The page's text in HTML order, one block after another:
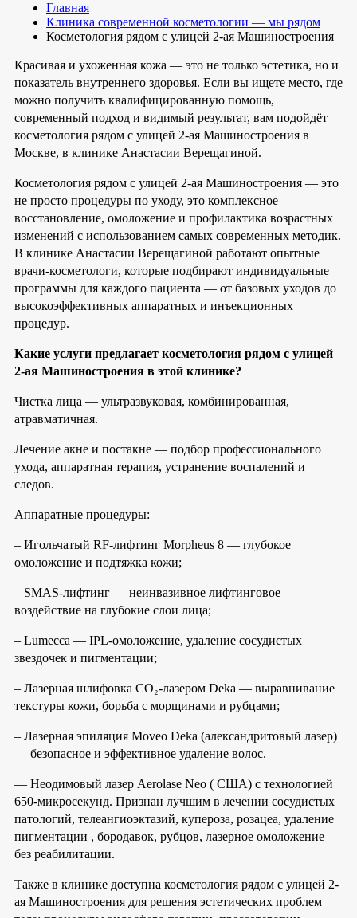
Главная
Клиника современной косметологии — мы рядом
Косметология рядом с улицей 2-ая Машиностроения
Красивая и ухоженная кожа — это не только эстетика, но и
показатель внутреннего здоровья. Если вы ищете место, где
можно получить квалифицированную помощь,
современный подход и видимый результат, вам подойдёт
косметология рядом с улицей 2-ая Машиностроения в
Москве, в клинике Анастасии Верещагиной.
Косметология рядом с улицей 2-ая Машиностроения — это
не просто процедуры по уходу, это комплексное
восстановление, омоложение и профилактика возрастных
изменений с использованием самых современных методик.
В клинике Анастасии Верещагиной работают опытные
врачи-косметологи, которые подбирают индивидуальные
программы для каждого пациента — от базовых уходов до
высокоэффективных аппаратных и инъекционных
процедур.
Какие услуги предлагает косметология рядом с улицей
2-ая Машиностроения в этой клинике?
Чистка лица — ультразвуковая, комбинированная,
атравматичная.
Лечение акне и постакне — подбор профессионального
ухода, аппаратная терапия, устранение воспалений и
следов.
Аппаратные процедуры:
– Игольчатый RF-лифтинг Morpheus 8 — глубокое
омоложение и подтяжка кожи;
– SMAS-лифтинг — неинвазивное лифтинговое
воздействие на глубокие слои лица;
– Lumecca — IPL-омоложение, удаление сосудистых
звездочек и пигментации;
– Лазерная шлифовка CO₂-лазером Deka — выравнивание
текстуры кожи, борьба с морщинами и рубцами;
– Лазерная эпиляция Moveo Deka (александритовый лазер)
— безопасное и эффективное удаление волос.
— Неодимовый лазер Aerolase Neo ( США) с технологией
650-микросекунд. Признан лучшим в лечении сосудистых
патологий, телеангиоэктазий, купероза, розацеа, удаление
пигментации , бородавок, рубцов, лазерное омоложение
без реабилитации.
Также в клинике доступна косметология рядом с улицей 2-
ая Машиностроения для решения эстетических проблем